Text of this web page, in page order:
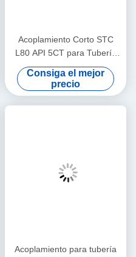
Acoplamiento Corto STC
L80 API 5CT para Tubería
de Recolección de Gas
Natural en Yacimientos
Petrolíferos de 5-1/2"
Consiga el mejor
precio
Acoplamiento para tubería